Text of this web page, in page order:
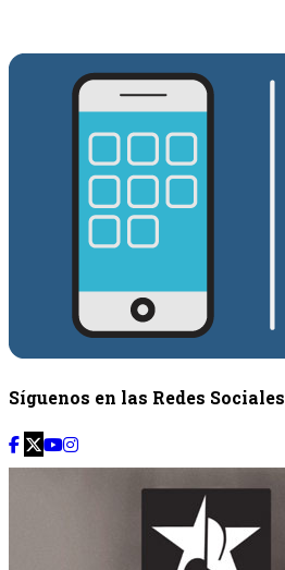
Síguenos en las Redes Sociales